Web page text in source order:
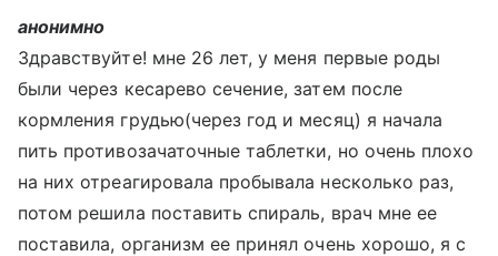
анонимно
Здравствуйте! мне 26 лет, у меня первые роды
были через кесарево сечение, затем после
кормления грудью(через год и месяц) я начала
пить противозачаточные таблетки, но очень плохо
на них отреагировала пробывала несколько раз,
потом решила поставить спираль, врач мне ее
поставила, организм ее принял очень хорошо, я с